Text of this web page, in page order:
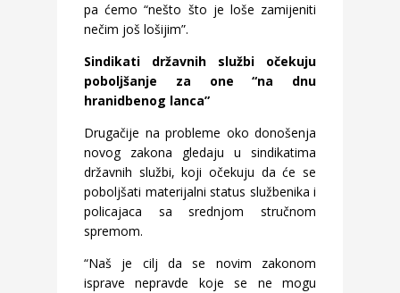
pa ćemo “nešto što je loše zamijeniti
nečim još lošijim”.
Sindikati državnih službi očekuju
poboljšanje za one “na dnu
hranidbenog lanca”
Drugačije na probleme oko donošenja
novog zakona gledaju u sindikatima
državnih službi, koji očekuju da će se
poboljšati materijalni status službenika i
policajaca sa srednjom stručnom
spremom.
“Naš je cilj da se novim zakonom
isprave nepravde koje se ne mogu